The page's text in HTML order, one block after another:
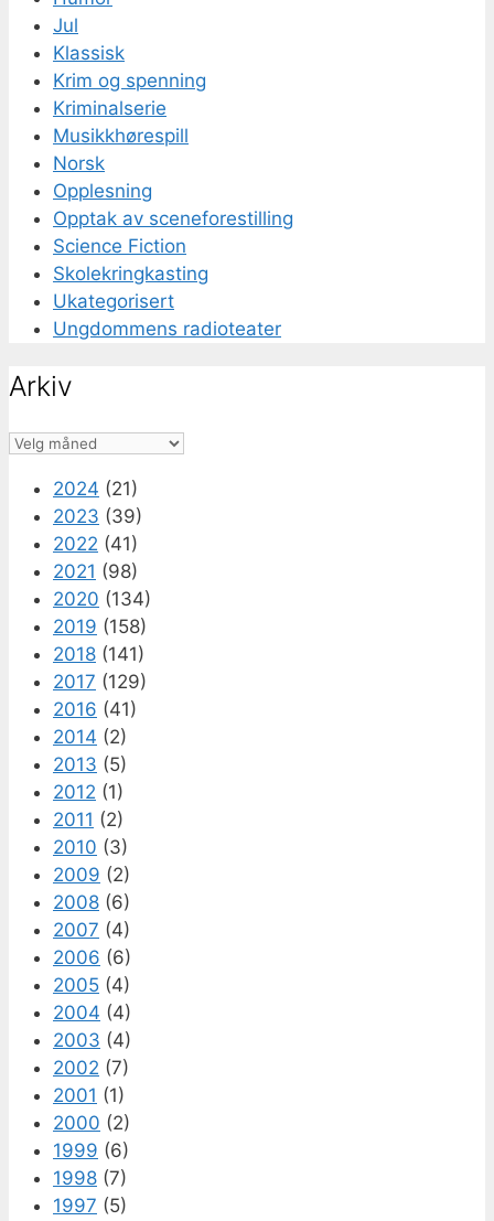
Jul
Klassisk
Krim og spenning
Kriminalserie
Musikkhørespill
Norsk
Opplesning
Opptak av sceneforestilling
Science Fiction
Skolekringkasting
Ukategorisert
Ungdommens radioteater
Arkiv
Arkiv
2024 (21)
2023 (39)
2022 (41)
2021 (98)
2020 (134)
2019 (158)
2018 (141)
2017 (129)
2016 (41)
2014 (2)
2013 (5)
2012 (1)
2011 (2)
2010 (3)
2009 (2)
2008 (6)
2007 (4)
2006 (6)
2005 (4)
2004 (4)
2003 (4)
2002 (7)
2001 (1)
2000 (2)
1999 (6)
1998 (7)
1997 (5)